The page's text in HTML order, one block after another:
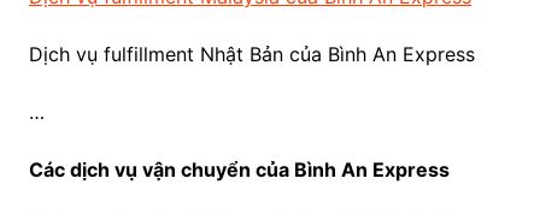
Dịch vụ fulfillment Nhật Bản của Bình An Express
…
Các dịch vụ vận chuyển của Bình An Express